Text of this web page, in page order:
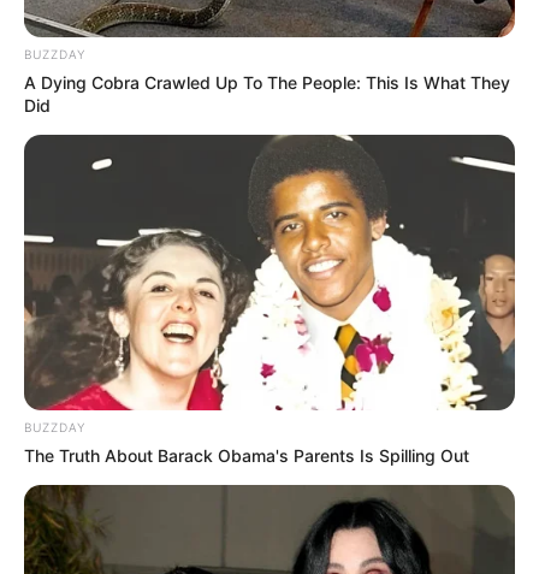
Turista peruano no pudo entrar a
Medellín por antecedentes de abuso
NOTICIAS
Capturaron a dos “mulas”
cuando pretendían llevar
droga en sus maletas en
Rionegro, Antioquia
RIONEGRO - ANTIOQUIA
BUZZDAY
A Dying Cobra Crawled Up To The People: This Is What They
Did
BUZZDAY
The Truth About Barack Obama's Parents Is Spilling Out